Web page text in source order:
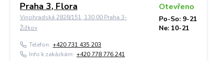
Praha 3, Flora
Vinohradská 2828/151, 130 00 Praha 3-
Žižkov
Otevřeno
Po-So: 9-21
Ne: 10-21
Telefon: +420 731 435 203
Info k zakázkám: +420 778 776 241